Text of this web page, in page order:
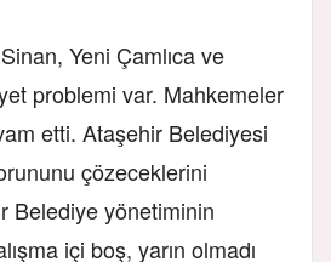
Yeni Çamlıca ve
problemi var. Mahkemeler
etti. Ataşehir Belediyesi
çözeceklerini
Belediye yönetiminin
içi boş, yarın olmadı